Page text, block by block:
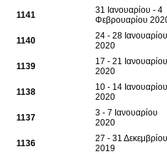
1141
31 Ιανουαρίου - 4
Φεβρουαρίου
1140
24 - 28 Ιανουαρίου
2020
1139
17 - 21 Ιανουαρίου
2020
1138
10 - 14 Ιανουαρίου
2020
1137
3 - 7 Ιανουαρίου
2020
1136
27 - 31 Δεκεμβρίου
2019